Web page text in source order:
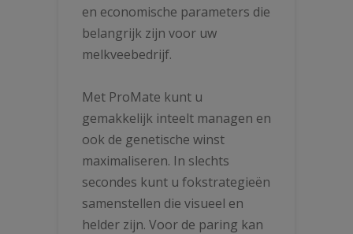
en economische parameters die
belangrijk zijn voor uw
melkveebedrijf.
Met ProMate kunt u
gemakkelijk inteelt managen en
ook de genetische winst
maximaliseren. In slechts
secondes kunt u fokstrategieën
samenstellen die visueel en
helder zijn. Voor de paring kan